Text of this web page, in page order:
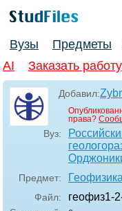
Вузы Предметы
AI
Заказать работу
Добавил:
права?
Вуз:
Предмет: Геофизика
Файл: геофиз1-